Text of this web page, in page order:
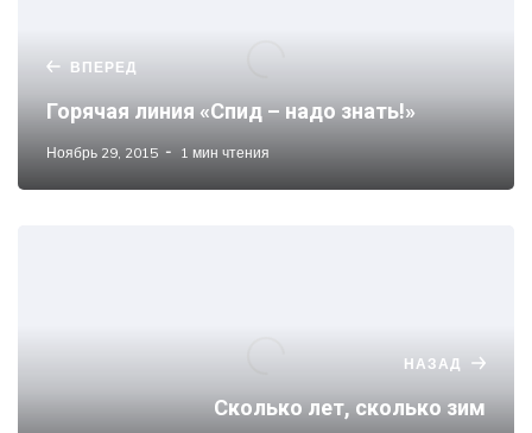
ВПЕРЕД
Горячая линия «Спид – надо знать!»
Ноябрь 29, 2015 1 мин чтения
НАЗАД
Сколько лет, сколько зим